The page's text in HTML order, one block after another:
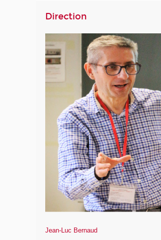
Direction
Jean-Luc Bernaud